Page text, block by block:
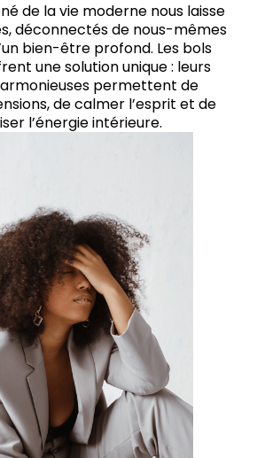
de la vie moderne nous laisse
déconnectés de nous-mêmes
bien-être profond. Les bols
une solution unique : leurs
permettent de
de calmer l’esprit et de
l’énergie intérieure.